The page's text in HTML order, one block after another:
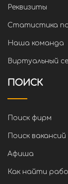
Реквизиты
Статистика
Наша команда
Виртуальный
ПОИСК
Поиск фирм
Поиск вакансий
Афиша
Как найти